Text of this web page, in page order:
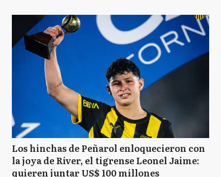
Los hinchas de Peñarol enloquecieron con
la joya de River, el tigrense Leonel Jaime:
quieren juntar US$ 100 millones